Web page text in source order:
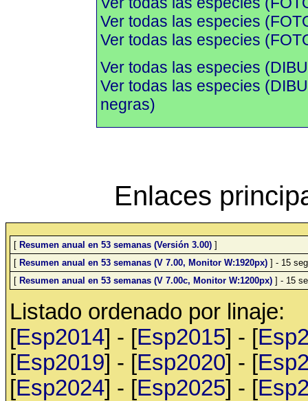
Ver todas las especies
Ver todas las especies
Ver todas las especies
Ver todas las especies
negras)
Enlaces
[ Resumen anual en 53 semanas (Versión 3.00) ]
[ Resumen anual en 53 semanas (V 7.00, Monitor W:1920px) ] - 15
[ Resumen anual en 53 semanas (V 7.00c, Monitor W:1200px) ] - 15
Listado ordenado por linaje:
[Esp2014] - [Esp2015] - [
[Esp2019] - [Esp2020] - [
[Esp2024] - [Esp2025] - [